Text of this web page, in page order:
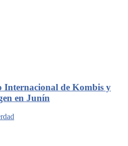
Internacional de Kombis y
en Junín